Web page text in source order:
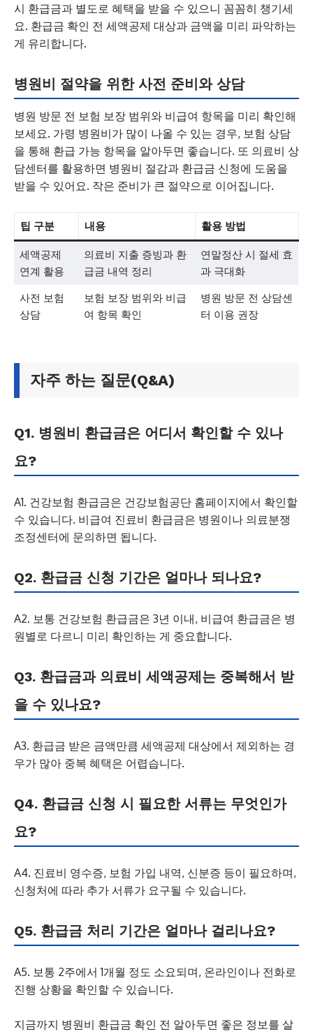
시 환급금과 별도로 혜택을 받을 수 있으니 꼼꼼히 챙기세
요. 환급금 확인 전 세액공제 대상과 금액을 미리 파악하는
게 유리합니다.
병원비 절약을 위한 사전 준비와 상담
병원 방문 전 보험 보장 범위와 비급여 항목을 미리 확인해
보세요. 가령 병원비가 많이 나올 수 있는 경우, 보험 상담
을 통해 환급 가능 항목을 알아두면 좋습니다. 또 의료비 상
담센터를 활용하면 병원비 절감과 환급금 신청에 도움을
받을 수 있어요. 작은 준비가 큰 절약으로 이어집니다.
팁 구분 내용 활용 방법
세액공제
연계 활용
의료비 지출 증빙과 환
급금 내역 정리
연말정산 시 절세 효
과 극대화
사전 보험
상담
보험 보장 범위와 비급
여 항목 확인
병원 방문 전 상담센
터 이용 권장
자주 하는 질문(Q&A)
Q1. 병원비 환급금은 어디서 확인할 수 있나
요?
A1. 건강보험 환급금은 건강보험공단 홈페이지에서 확인할
수 있습니다. 비급여 진료비 환급금은 병원이나 의료분쟁
조정센터에 문의하면 됩니다.
Q2. 환급금 신청 기간은 얼마나 되나요?
A2. 보통 건강보험 환급금은 3년 이내, 비급여 환급금은 병
원별로 다르니 미리 확인하는 게 중요합니다.
Q3. 환급금과 의료비 세액공제는 중복해서 받
을 수 있나요?
A3. 환급금 받은 금액만큼 세액공제 대상에서 제외하는 경
우가 많아 중복 혜택은 어렵습니다.
Q4. 환급금 신청 시 필요한 서류는 무엇인가
요?
A4. 진료비 영수증, 보험 가입 내역, 신분증 등이 필요하며,
신청처에 따라 추가 서류가 요구될 수 있습니다.
Q5. 환급금 처리 기간은 얼마나 걸리나요?
A5. 보통 2주에서 1개월 정도 소요되며, 온라인이나 전화로
진행 상황을 확인할 수 있습니다.
지금까지 병원비 환급금 확인 전 알아두면 좋은 정보를 살